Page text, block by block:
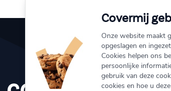
Covermij
Onze website maakt
opgeslagen en
Cookies helpen ons
persoonlijke
gebruik van deze
cookies en hoe u